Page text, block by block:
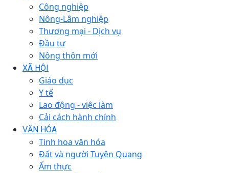
Công nghiệp
Nông-Lâm nghiệp
Thương mại - Dịch vụ
Đầu tư
Nông thôn mới
XÃ HỘI
Giáo dục
Y tế
Lao động - việc làm
Cải cách hành chính
VĂN HÓA
Tinh hoa văn hóa
Đất và người Tuyên Quang
Ẩm thực